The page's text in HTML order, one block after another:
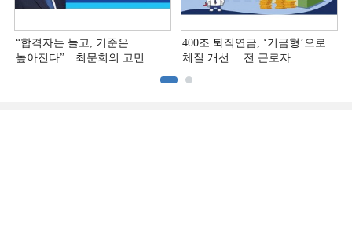
“합격자는 늘고, 기준은
높아진다”…최문희의 고민
400조 퇴직연금, ‘기금형’으로
체질 개선… 전 근로자